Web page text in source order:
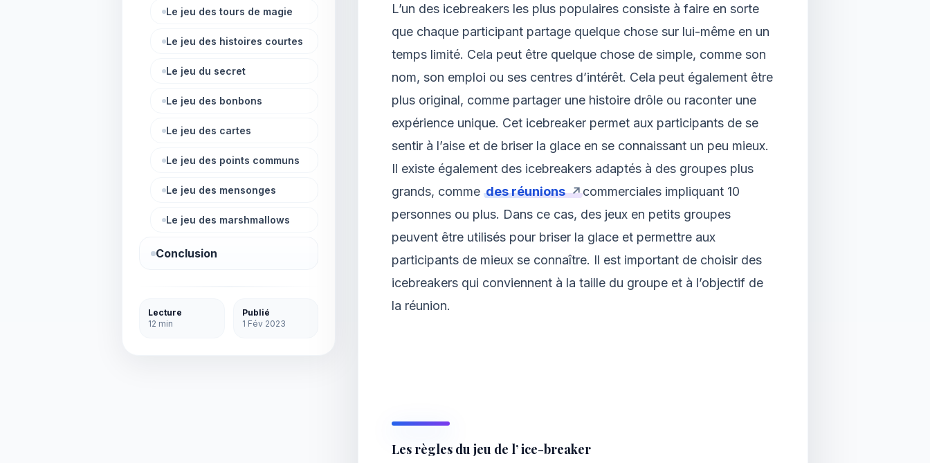
Le jeu des tours de magie
Le jeu des histoires courtes
Le jeu du secret
Le jeu des bonbons
Le jeu des cartes
Le jeu des points communs
Le jeu des mensonges
Le jeu des marshmallows
Conclusion
Lecture
12 min
Publié
1 Fév 2023
L’un des icebreakers les plus populaires consiste à faire en sorte
que chaque participant partage quelque chose sur lui-même en un
temps limité. Cela peut être quelque chose de simple, comme son
nom, son emploi ou ses centres d’intérêt. Cela peut également être
plus original, comme partager une histoire drôle ou raconter une
expérience unique. Cet icebreaker permet aux participants de se
sentir à l’aise et de briser la glace en se connaissant un peu mieux.
Il existe également des icebreakers adaptés à des groupes plus
grands, commedes réunions
commerciales impliquant 10
personnes ou plus. Dans ce cas, des jeux en petits groupes
peuvent être utilisés pour briser la glace et permettre aux
participants de mieux se connaître. Il est important de choisir des
icebreakers qui conviennent à la taille du groupe et à l’objectif de
la réunion.
Les règles du jeu de l’ ice-breaker